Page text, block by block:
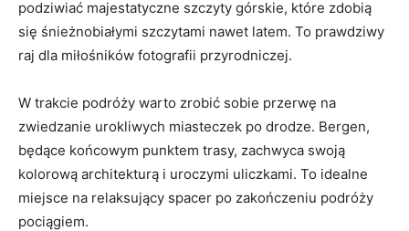
podziwiać majestatyczne szczyty⁤ górskie, ‍które zdobią
⁤się ⁤śnieżnobiałymi szczytami nawet ⁤latem. To prawdziwy
raj dla miłośników fotografii⁢ przyrodniczej.
W ⁣trakcie ‍podróży warto zrobić‌ sobie przerwę ‍na
‌zwiedzanie urokliwych miasteczek po drodze.⁤ Bergen, ​
będące końcowym‍ punktem trasy, zachwyca swoją ​
kolorową architekturą ⁤i‌ uroczymi ⁤uliczkami. To idealne
‌miejsce na relaksujący ‍spacer ⁢po zakończeniu ​podróży
pociągiem.